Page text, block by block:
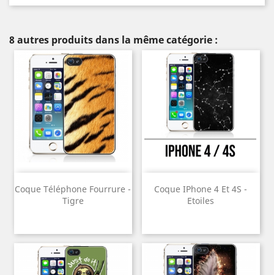
8 autres produits dans la même catégorie :
Coque Téléphone Fourrure -
Tigre
Coque IPhone 4 Et 4S -
Etoiles